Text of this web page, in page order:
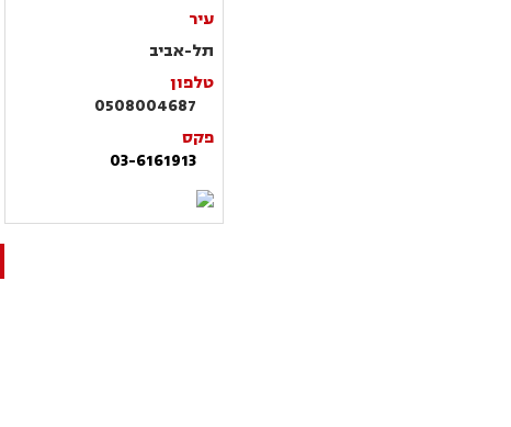
עיר
תל-אביב
טלפון
0508004687
פקס
03-6161913